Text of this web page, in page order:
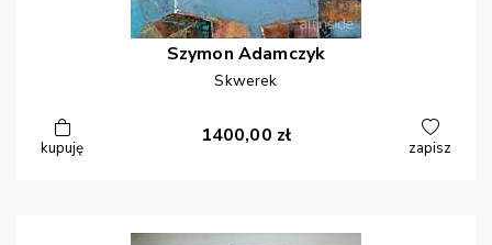
Szymon Adamczyk
Skwerek
kupuję
1400,00 zł
zapisz